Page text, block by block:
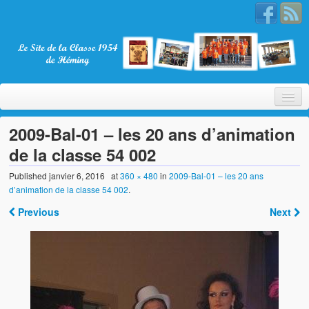
Bienvenue
Nos partenaires
2009-Bal-01 – les 20 ans d’animation
de la classe 54 002
Publishedjanvier 6, 2016 at360 × 480 in2009-Bal-01 – les 20 ans
d’animation de la classe 54 002.
Previous Next